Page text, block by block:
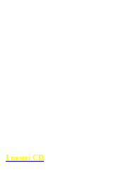
I nostri CD